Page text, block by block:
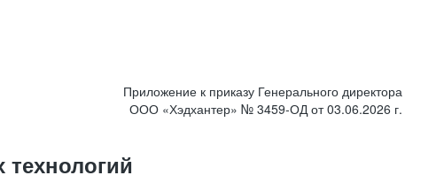
Приложение к приказу Генерального директора
ООО «Хэдхантер» № 3459-ОД от 03.06.2026 г.